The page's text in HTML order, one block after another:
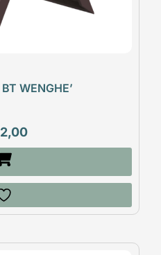
WENGHE’